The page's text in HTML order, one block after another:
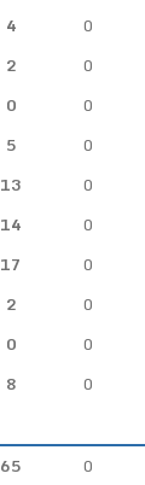
4 0
2 0
0 0
5 0
13 0
14 0
17 0
2 0
0 0
8 0
65 0